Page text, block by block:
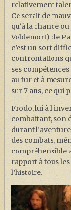
relativement
Ce serait de
qu’à la chance
Voldemort) : le
c’est un sort
confrontations
ses
au fur et à
sur 7 ans, ce qui
Frodo, lui à
combattant, son
durant
des combats,
compréhensible
rapport à tous
l’histoire.